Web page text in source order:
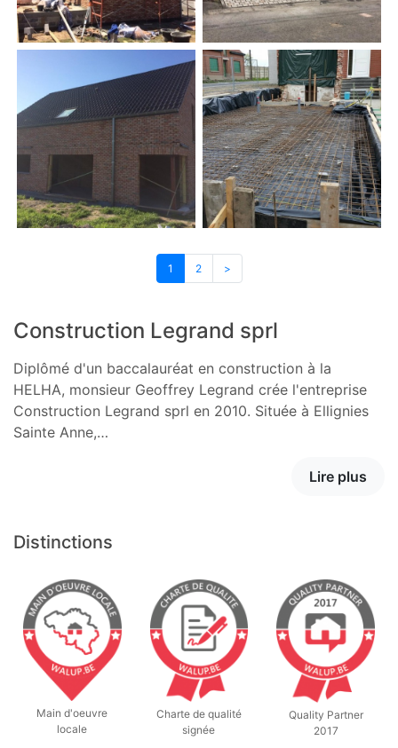
1 2 >
Construction Legrand sprl
Diplômé d'un baccalauréat en construction à la
HELHA, monsieur Geoffrey Legrand crée l'entreprise
Construction Legrand sprl en 2010. Située à Ellignies
Sainte Anne,…
Lire plus
Distinctions
Main d'oeuvre
locale
Charte de qualité
signée
Quality Partner
2017